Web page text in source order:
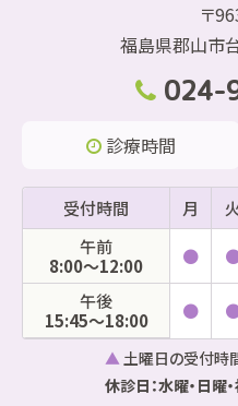
〒
福島県郡山市
024-
診療時間
受付時間 月
午前
8:00〜12:00
●
午後
15:45〜18:00
●
▲土曜日の受付時
休診日：水曜・日曜